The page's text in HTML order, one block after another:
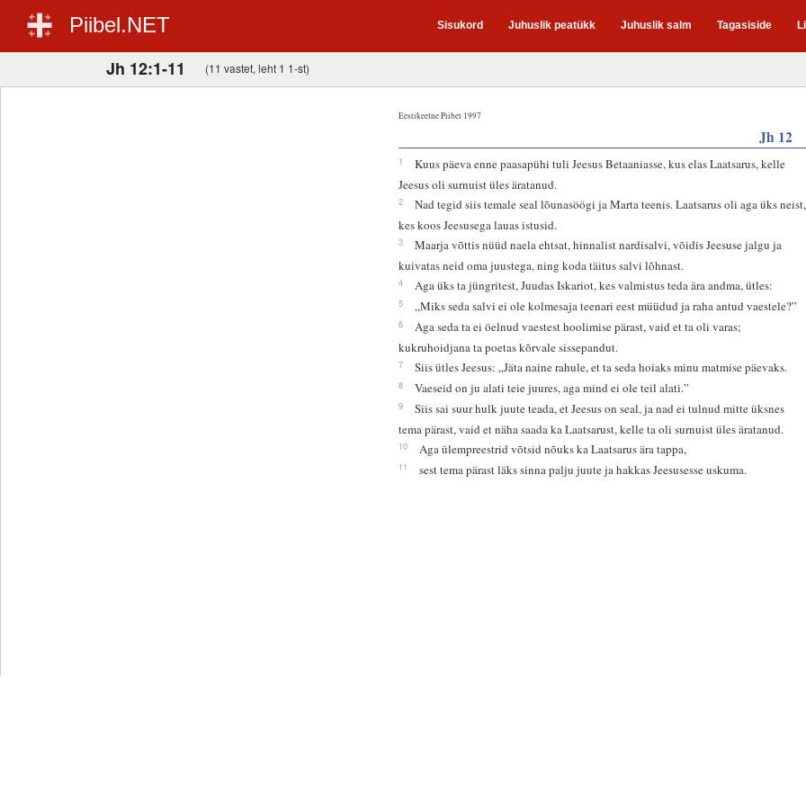
Piibel.NET Sisukord Juhuslik peatükk Juhuslik salm Tagasiside
Jh 12:1-11 (11 vastet, leht 1 1-st)
Eestikeelne Piibel 1997
Jh 12
1
Kuus päeva enne paasapühi tuli Jeesus Betaaniasse, kus elas Laatsarus, kelle
Jeesus oli surnuist üles äratanud.
2
Nad tegid siis temale seal lõunasöögi ja Marta teenis. Laatsarus oli aga üks neist,
kes koos Jeesusega lauas istusid.
3
Maarja võttis nüüd naela ehtsat, hinnalist nardisalvi, võidis Jeesuse jalgu ja
kuivatas neid oma juustega, ning koda täitus salvi lõhnast.
4 Aga üks ta jüngritest, Juudas Iskariot, kes valmistus teda ära andma, ütles:
5 „Miks seda salvi ei ole kolmesaja teenari eest müüdud ja raha antud vaestele?”
6
Aga seda ta ei öelnud vaestest hoolimise pärast, vaid et ta oli varas;
kukruhoidjana ta poetas kõrvale sissepandut.
7 Siis ütles Jeesus: „Jäta naine rahule, et ta seda hoiaks minu matmise päevaks.
8 Vaeseid on ju alati teie juures, aga mind ei ole teil alati.”
9
Siis sai suur hulk juute teada, et Jeesus on seal, ja nad ei tulnud mitte üksnes
tema pärast, vaid et näha saada ka Laatsarust, kelle ta oli surnuist üles äratanud.
10 Aga ülempreestrid võtsid nõuks ka Laatsarus ära tappa,
11 sest tema pärast läks sinna palju juute ja hakkas Jeesusesse uskuma.